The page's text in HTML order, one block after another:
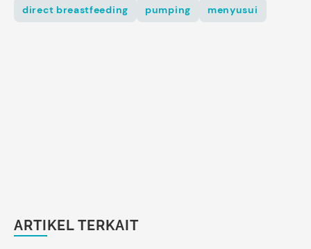
direct breastfeeding
pumping menyusui
ARTIKEL TERKAIT